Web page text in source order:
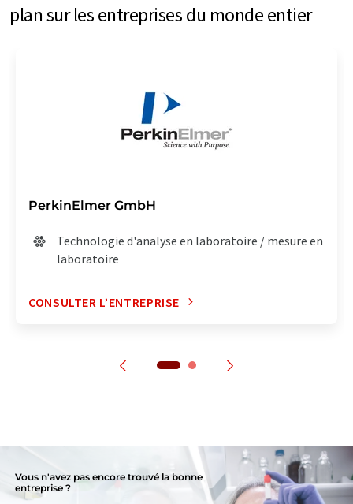
plan sur les entreprises du monde entier
PerkinElmer GmbH
Technologie d'analyse en laboratoire / mesure en
laboratoire
CONSULTER L’ENTREPRISE
Vous n'avez pas encore trouvé la bonne
entreprise ?